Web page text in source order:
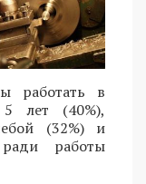
работать в
лет (40%),
(32%) и
ради работы